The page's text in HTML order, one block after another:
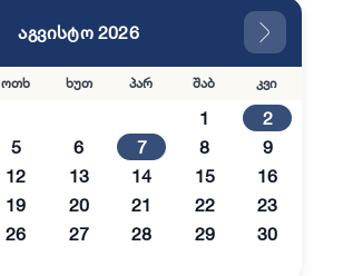
აგვისტო 2026
ოთხ ხუთ პარ შაბ კვი
1
2
5 6 7 8
9
12 13 14 15
16
19 20 21 22
23
26 27 28 29
30